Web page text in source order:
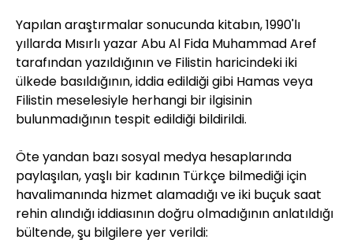
Yapılan araştırmalar sonucunda kitabın, 1990'lı
yıllarda Mısırlı yazar Abu Al Fida Muhammad Aref
tarafından yazıldığının ve Filistin haricindeki iki
ülkede basıldığının, iddia edildiği gibi Hamas veya
Filistin meselesiyle herhangi bir ilgisinin
bulunmadığının tespit edildiği bildirildi.
Öte yandan bazı sosyal medya hesaplarında
paylaşılan, yaşlı bir kadının Türkçe bilmediği için
havalimanında hizmet alamadığı ve iki buçuk saat
rehin alındığı iddiasının doğru olmadığının anlatıldığı
bültende, şu bilgilere yer verildi: